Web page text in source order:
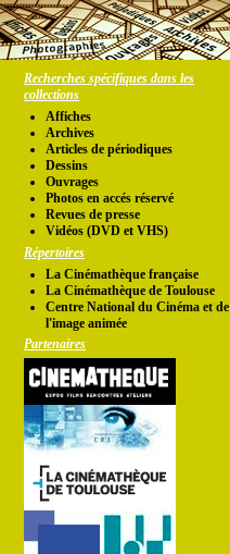
Recherches spécifiques dans les
collections
Affiches
Archives
Articles de périodiques
Dessins
Ouvrages
Photos en accés réservé
Revues de presse
Vidéos (DVD et VHS)
Répertoires
La Cinémathèque française
La Cinémathèque de Toulouse
Centre National du Cinéma et de
l'image animée
Partenaires